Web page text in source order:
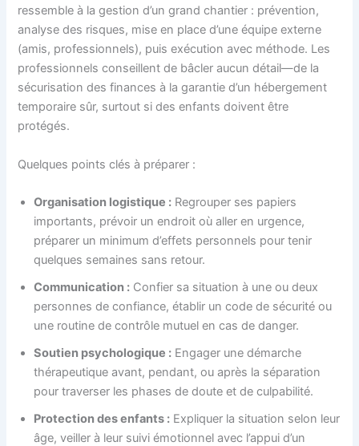
ressemble à la gestion d’un grand chantier : prévention,
analyse des risques, mise en place d’une équipe externe
(amis, professionnels), puis exécution avec méthode. Les
professionnels conseillent de bâcler aucun détail—de la
sécurisation des finances à la garantie d’un hébergement
temporaire sûr, surtout si des enfants doivent être
protégés.
Quelques points clés à préparer :
Organisation logistique : Regrouper ses papiers
importants, prévoir un endroit où aller en urgence,
préparer un minimum d’effets personnels pour tenir
quelques semaines sans retour.
Communication : Confier sa situation à une ou deux
personnes de confiance, établir un code de sécurité ou
une routine de contrôle mutuel en cas de danger.
Soutien psychologique : Engager une démarche
thérapeutique avant, pendant, ou après la séparation
pour traverser les phases de doute et de culpabilité.
Protection des enfants : Expliquer la situation selon leur
âge, veiller à leur suivi émotionnel avec l’appui d’un